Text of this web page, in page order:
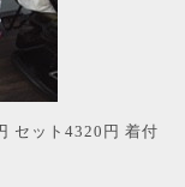
セット4320円 着付